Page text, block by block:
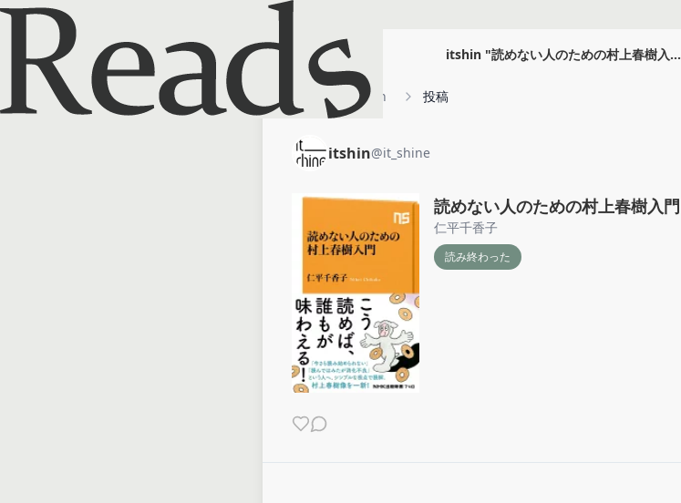
itshin"読めない人のための村上春樹入...
itshin 投稿
itshin@it_shine
読めない人のための村上春樹入門
仁平千香子
読み終わった